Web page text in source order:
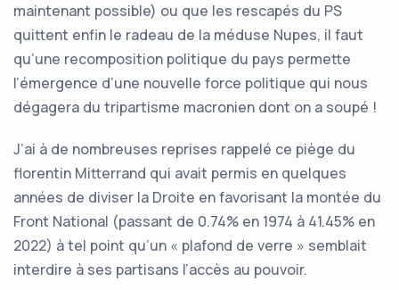
maintenant possible) ou que les rescapés du PS
quittent enfin le radeau de la méduse Nupes, il faut
qu’une recomposition politique du pays permette
l’émergence d’une nouvelle force politique qui nous
dégagera du tripartisme macronien dont on a soupé !
J’ai à de nombreuses reprises rappelé ce piège du
florentin Mitterrand qui avait permis en quelques
années de diviser la Droite en favorisant la montée du
Front National (passant de 0.74% en 1974 à 41.45% en
2022) à tel point qu’un « plafond de verre » semblait
interdire à ses partisans l’accès au pouvoir.